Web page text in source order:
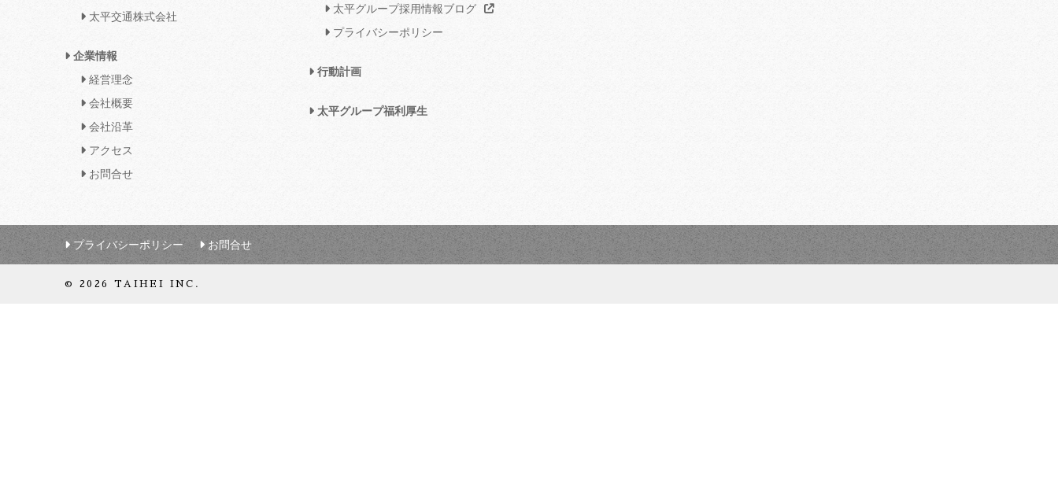
太平交通株式会社
企業情報
経営理念
会社概要
会社沿革
アクセス
お問合せ
太平グループ採用情報ブログ
プライバシーポリシー
行動計画
太平グループ福利厚生
プライバシーポリシー お問合せ
© 2026 TAIHEI INC.